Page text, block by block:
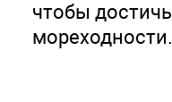
чтобы
мореходности.